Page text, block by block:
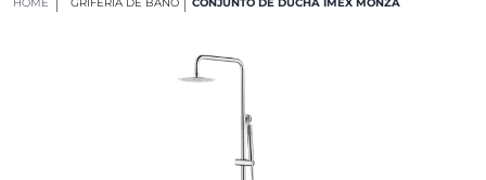
HOME GRIFERÍA DE BAÑO CONJUNTO DE DUCHA IMEX MONZA